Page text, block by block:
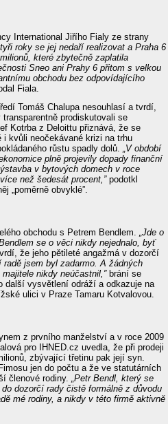
International Jiřího Fialy ze strany
roky se jej nedaří realizovat a Praha 6
které zbytečně zaplatila
Sneo ani Prahy 6 přitom s velkou
obchodu bez odpovídajícího
Fiala.
Tomáš Chalupa nesouhlasí a tvrdí,
prodiskutovali se
Kotrba z Deloittu přiznává, že se
i kvůli neočekávané krizi na trhu
růstu spadly dolů. „V období
plně projevily dopady finanční
v bytových domech v roce
než šedesát procent,”podotkl
„poměrně obvyklé”.
obchodu s Petrem Bendlem. „Jde o
se o věci nikdy nejednalo, byť
že jeho pětileté angažmá v dozorčí
radě jsem byl zadarmo. A žádných
nikdy neúčastnil,”brání se
další vysvětlení odráží a odkazuje na
ulici v Praze Tamaru Kotvalovou.
z prvního manželství a v roce 2009
pro IHNED.cz uvedla, že při prodeji
zbývající třetinu pak její syn.
jen do počtu a že ve statutárních
členové rodiny. „Petr Bendl, který se
dozorčí rady čistě formálně z důvodu
mé rodiny, a nikdy v této firmě aktivně